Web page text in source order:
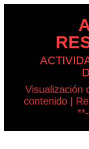
Visualización
contenido |